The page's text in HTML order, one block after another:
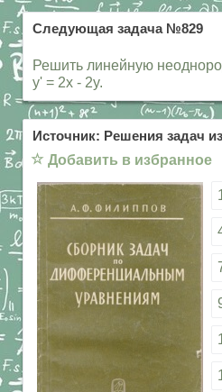
Следующая задача №829
Решить линейную
y' = 2x - 2y.
Источник: Решения задач
☆ Добавить в избранное